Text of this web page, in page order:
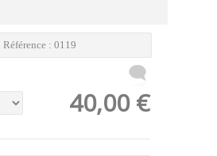
Référence : 0119
40,00 €